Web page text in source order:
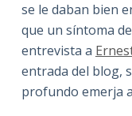
se le daban bien
que un síntoma
entrevista a
entrada del blog,
profundo emerja